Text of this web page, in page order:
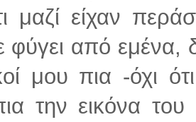
μαζί είχαν
φύγει από
μου πια -όχι
την εικόνα